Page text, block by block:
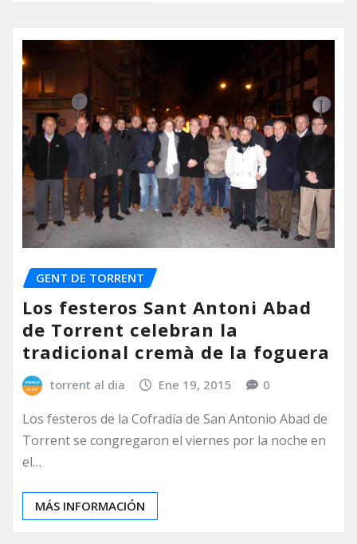
GENT DE TORRENT
Los festeros Sant Antoni Abad
de Torrent celebran la
tradicional cremà de la foguera
torrent al dia Ene 19, 2015 0
Los festeros de la Cofradía de San Antonio Abad de
Torrent se congregaron el viernes por la noche en
el…
MÁS INFORMACIÓN